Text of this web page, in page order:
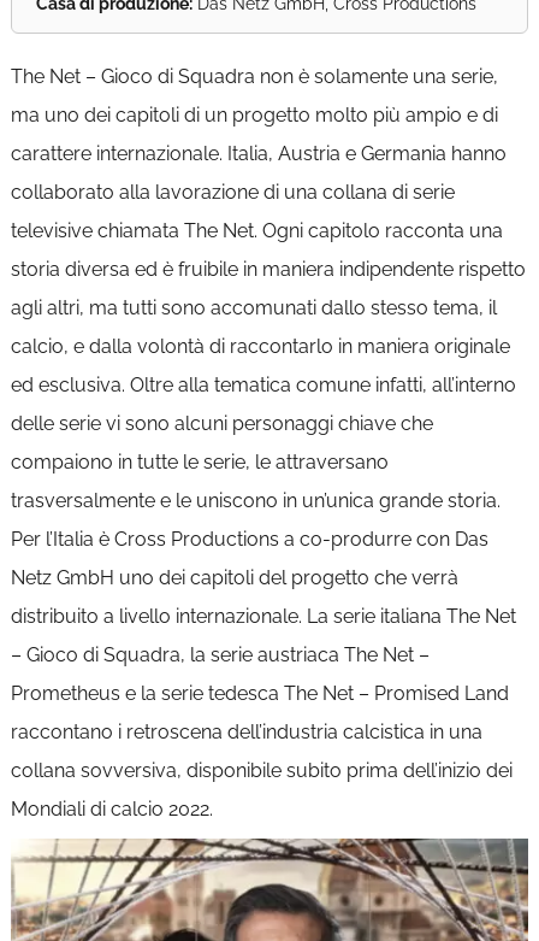
The Net – Gioco di Squadra non è solamente una serie,
ma uno dei capitoli di un progetto molto più ampio e di
carattere internazionale. Italia, Austria e Germania hanno
collaborato alla lavorazione di una collana di serie
televisive chiamata The Net. Ogni capitolo racconta una
storia diversa ed è fruibile in maniera indipendente rispetto
agli altri, ma tutti sono accomunati dallo stesso tema, il
calcio, e dalla volontà di raccontarlo in maniera originale
ed esclusiva. Oltre alla tematica comune infatti, all’interno
delle serie vi sono alcuni personaggi chiave che
compaiono in tutte le serie, le attraversano
trasversalmente e le uniscono in un’unica grande storia.
Per l’Italia è Cross Productions a co-produrre con Das
Netz GmbH uno dei capitoli del progetto che verrà
distribuito a livello internazionale. La serie italiana The Net
– Gioco di Squadra, la serie austriaca The Net –
Prometheus e la serie tedesca The Net – Promised Land
raccontano i retroscena dell’industria calcistica in una
collana sovversiva, disponibile subito prima dell’inizio dei
Mondiali di calcio 2022.